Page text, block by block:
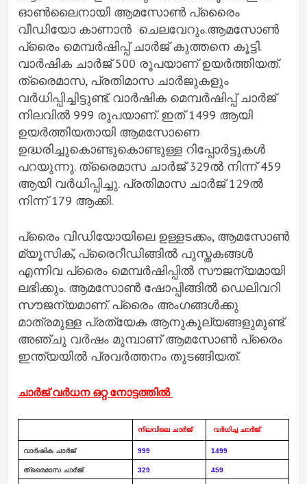
ഓൺലൈനായി ആമസോൺ പ്രൈെം
വീഡിയോ കാണാൻ ചെലവേറും.ആമസോണ്‍
പ്രൈം മെമ്പര്‍ഷിപ്പ് ചാര്‍ജ് കുത്തനെ കൂട്ടി.
വാര്‍ഷിക ചാര്‍ജ് 500 രൂപയാണ് ഉയര്‍ത്തിയത്.
ത്രൈമാസ, പ്രതിമാസ ചാര്‍ജുകളും
വര്‍ധിപ്പിച്ചിട്ടുണ്ട്. വാര്‍ഷിക മെമ്പര്‍ഷിപ്പ് ചാര്‍ജ്
നിലവില്‍ 999 രൂപയാണ്. ഇത് 1499 ആയി
ഉയര്‍ത്തിയതായി ആമസോണെ
ഉദ്ധരിച്ചുകൊണ്ടുകൊണ്ടുള്ള റിപ്പോര്‍ട്ടുകള്‍
പറയുന്നു. ത്രൈമാസ ചാര്‍ജ് 329ല്‍ നിന്ന് 459
ആയി വര്‍ധിപ്പിച്ചു. പ്രതിമാസ ചാര്‍ജ് 129ല്‍
നിന്ന് 179 ആക്കി.
പ്രൈം വിഡിയോയിലെ ഉള്ളടക്കം, ആമസോണ്‍
മ്യൂസിക്, പ്രൈറീഡിങ്ങില്‍ പുസ്തകങ്ങള്‍
എന്നിവ പ്രൈം മെമ്പര്‍ഷിപ്പില്‍ സൗജന്യമായി
ലഭിക്കും. ആമസോണ്‍ ഷോപ്പിങ്ങില്‍ ഡെലിവറി
സൗജന്യമാണ്. പ്രൈം അംഗങ്ങള്‍ക്കു
മാത്രമുള്ള പ്രത്യേക ആനുകൂല്യങ്ങളുമുണ്ട്.
അഞ്ചു വര്‍ഷം മുമ്പാണ് ആമസോണ്‍ പ്രൈം
ഇന്ത്യയില്‍ പ്രവര്‍ത്തനം തുടങ്ങിയത്.
ചാർജ് വർധന ഒറ്റ നോട്ടത്തിൽ
നിലവിലെ ചാർജ് വർധിച്ച ചാർജ്
വാര്‍ഷിക ചാര്‍ജ് 999 1499
ത്രൈമാസ ചാര്‍ജ് 329 459